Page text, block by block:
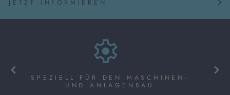
JETZT INFORMIEREN
SPEZIELL FÜR DEN MASCHINEN-
UND ANLAGENBAU